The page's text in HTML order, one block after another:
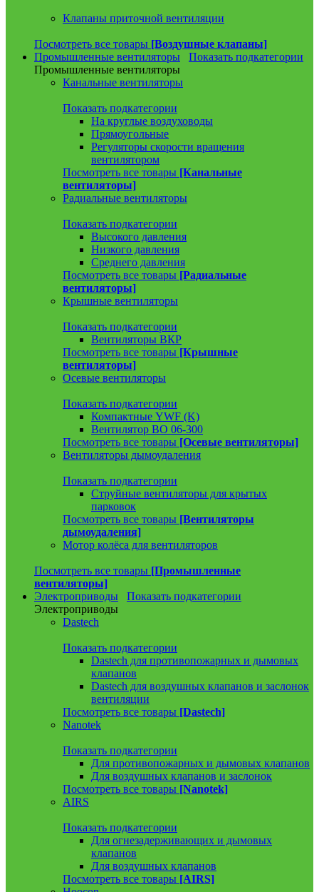
Клапаны приточной вентиляции
Посмотреть все товары [Воздушные клапаны]
Промышленные вентиляторы
Показать подкатегории
Промышленные вентиляторы
Канальные вентиляторы
Показать подкатегории
На круглые воздуховоды
Прямоугольные
Регуляторы скорости вращения
вентилятором
Посмотреть все товары [Канальные
вентиляторы]
Радиальные вентиляторы
Показать подкатегории
Высокого давления
Низкого давления
Среднего давления
Посмотреть все товары [Радиальные
вентиляторы]
Крышные вентиляторы
Показать подкатегории
Вентиляторы ВКР
Посмотреть все товары [Крышные
вентиляторы]
Осевые вентиляторы
Показать подкатегории
Компактные YWF (K)
Вентилятор ВО 06-300
Посмотреть все товары [Осевые вентиляторы]
Вентиляторы дымоудаления
Показать подкатегории
Струйные вентиляторы для крытых
парковок
Посмотреть все товары [Вентиляторы
дымоудаления]
Мотор колёса для вентиляторов
Посмотреть все товары [Промышленные
вентиляторы]
Электроприводы
Показать подкатегории
Электроприводы
Dastech
Показать подкатегории
Dastech для противопожарных и дымовых
клапанов
Dastech для воздушных клапанов и заслонок
вентиляции
Посмотреть все товары [Dastech]
Nanotek
Показать подкатегории
Для противопожарных и дымовых клапанов
Для воздушных клапанов и заслонок
Посмотреть все товары [Nanotek]
AIRS
Показать подкатегории
Для огнезадерживающих и дымовых
клапанов
Для воздушных клапанов
Посмотреть все товары [AIRS]